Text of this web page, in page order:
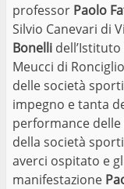
professor Paolo
Silvio Canevari di
Bonelli
Meucci di
delle società
impegno e tanta
performance
della società
averci ospitato e
manifestazione